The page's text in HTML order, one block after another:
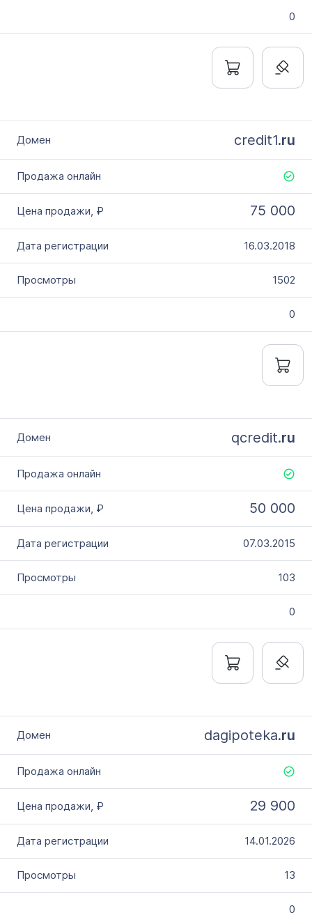
0
credit1.ru
75 000
16.03.2018
1502
0
qcredit.ru
50 000
07.03.2015
103
0
dagipoteka.ru
29 900
14.01.2026
13
0